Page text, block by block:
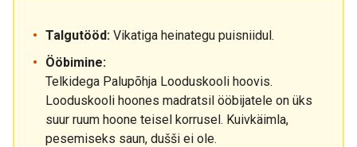
Talgutööd: Vikatiga heinategu puisniidul.
Ööbimine:
Telkidega Palupõhja Looduskooli hoovis.
Looduskooli hoones madratsil ööbijatele on üks
suur ruum hoone teisel korrusel. Kuivkäimla,
pesemiseks saun, dušši ei ole.